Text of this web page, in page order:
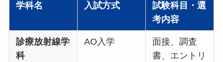
学科名 入試方式
試験科目・選
考内容
診療放射線学
科
AO入学
面接、調査
書、エントリ